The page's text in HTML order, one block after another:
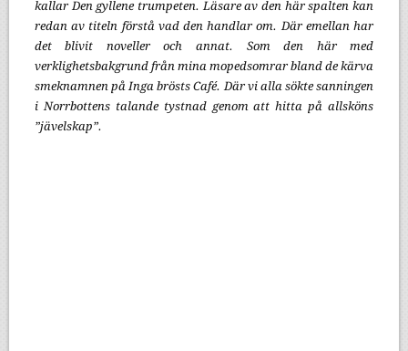
kallar Den gyllene trumpeten. Läsare av den här spalten kan
redan av titeln förstå vad den handlar om. Där emellan har
det blivit noveller och annat. Som den här med
verklighetsbakgrund från mina mopedsomrar bland de kärva
smeknamnen på Inga brösts Café. Där vi alla sökte sanningen
i Norrbottens talande tystnad genom att hitta på allsköns
”jävelskap”.